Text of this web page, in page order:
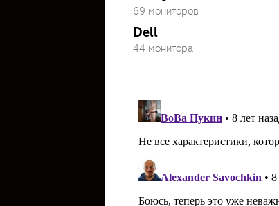
69 мониторов
Dell
44 монитора